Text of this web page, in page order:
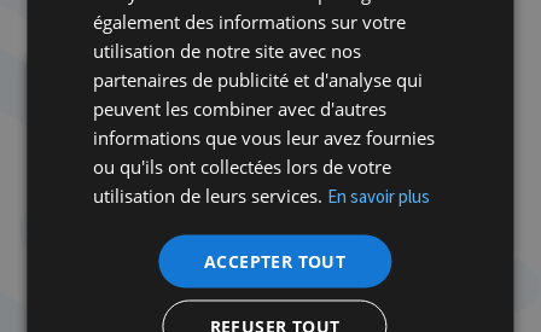
également des informations sur votre
utilisation de notre site avec nos
partenaires de publicité et d'analyse qui
peuvent les combiner avec d'autres
informations que vous leur avez fournies
ou qu'ils ont collectées lors de votre
utilisation de leurs services. En savoir plus
ACCEPTER TOUT
REFUSER TOUT